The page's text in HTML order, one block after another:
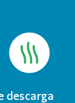
descarga